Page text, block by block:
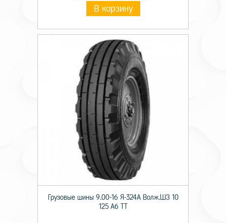
В корзину
Грузовые шины 9.00-16 Я-324А Волж.ШЗ 10
125 A6 TT